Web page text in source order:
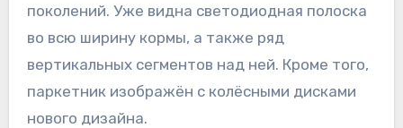
поколений. Уже видна светодиодная полоска
во всю ширину кормы, а также ряд
вертикальных сегментов над ней. Кроме того,
паркетник изображён с колёсными дисками
нового дизайна.